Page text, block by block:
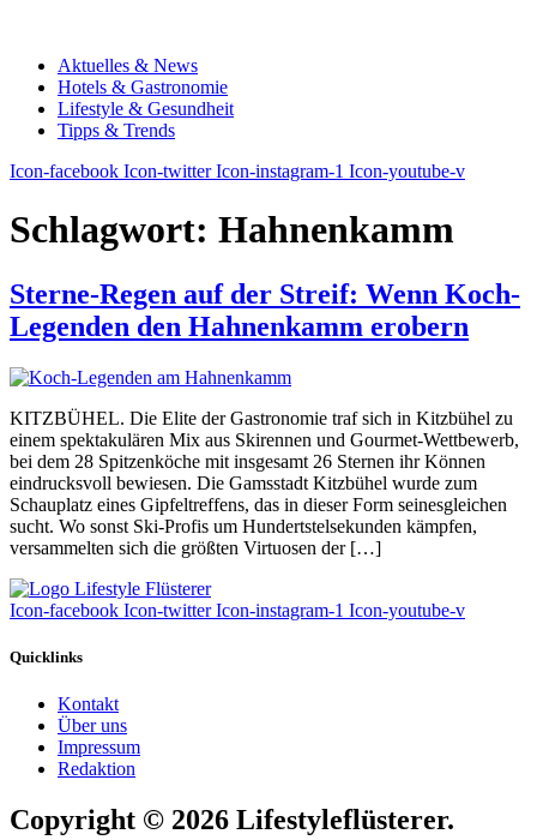
Aktuelles & News
Hotels & Gastronomie
Lifestyle & Gesundheit
Tipps & Trends
Icon-facebook Icon-twitter Icon-instagram-1 Icon-youtube-v
Schlagwort: Hahnenkamm
Sterne-Regen auf der Streif: Wenn Koch-
Legenden den Hahnenkamm erobern
KITZBÜHEL. Die Elite der Gastronomie traf sich in Kitzbühel zu
einem spektakulären Mix aus Skirennen und Gourmet-Wettbewerb,
bei dem 28 Spitzenköche mit insgesamt 26 Sternen ihr Können
eindrucksvoll bewiesen. Die Gamsstadt Kitzbühel wurde zum
Schauplatz eines Gipfeltreffens, das in dieser Form seinesgleichen
sucht. Wo sonst Ski-Profis um Hundertstelsekunden kämpfen,
versammelten sich die größten Virtuosen der […]
Icon-facebook Icon-twitter Icon-instagram-1 Icon-youtube-v
Quicklinks
Kontakt
Über uns
Impressum
Redaktion
Copyright © 2026 Lifestyleflüsterer.